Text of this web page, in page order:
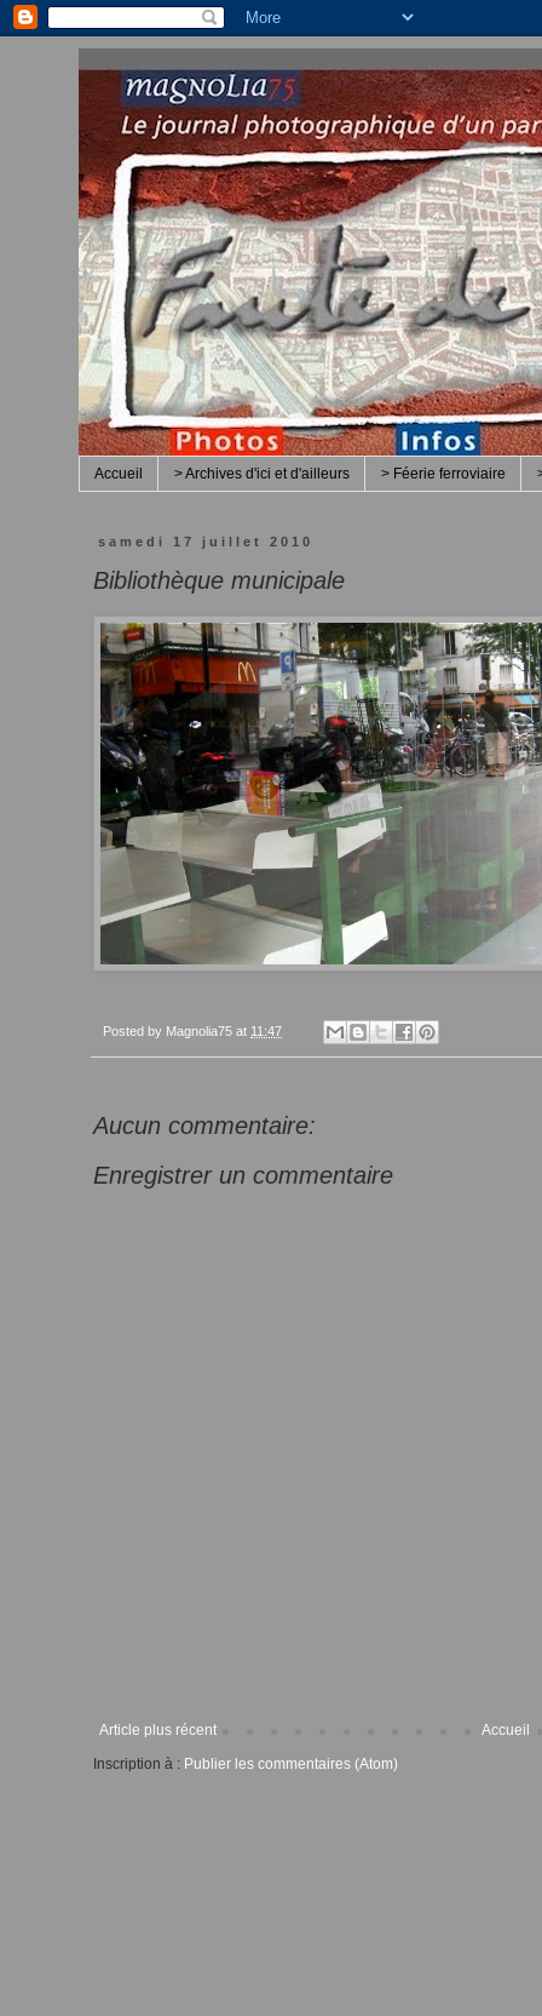
Accueil > Archives d'ici et d'ailleurs > Féerie ferroviaire
samedi 17 juillet 2010
Bibliothèque municipale
Posted by Magnolia75 at 11:47
Aucun commentaire:
Enregistrer un commentaire
Article plus récent
Accueil
Inscription à : Publier les commentaires (Atom)